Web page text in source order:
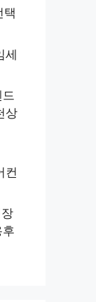
택
세
상
컨